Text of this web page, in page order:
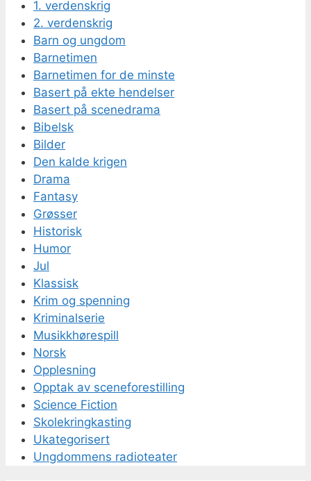
1. verdenskrig
2. verdenskrig
Barn og ungdom
Barnetimen
Barnetimen for de minste
Basert på ekte hendelser
Basert på scenedrama
Bibelsk
Bilder
Den kalde krigen
Drama
Fantasy
Grøsser
Historisk
Humor
Jul
Klassisk
Krim og spenning
Kriminalserie
Musikkhørespill
Norsk
Opplesning
Opptak av sceneforestilling
Science Fiction
Skolekringkasting
Ukategorisert
Ungdommens radioteater